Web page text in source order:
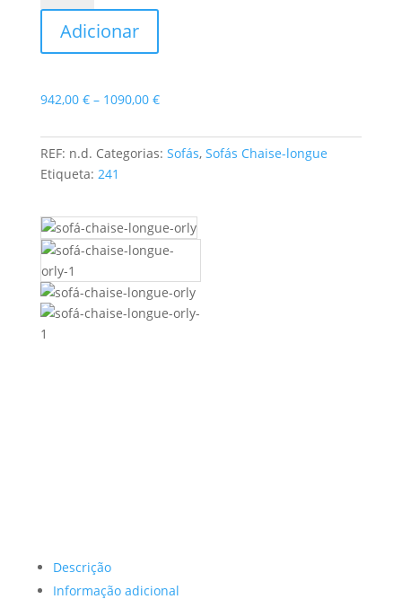
Sofá
Chaise-
longue
Adicionar
942,00 € – 1090,00 €Price
942,00 €
through
REF: n.d. Categorias: Sofás, Sofás Chaise-longue
Etiqueta: 241
Descrição
Informação adicional